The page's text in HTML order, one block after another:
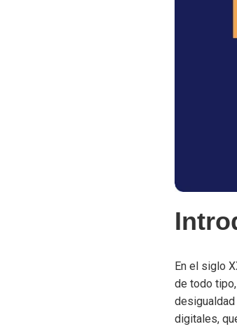
En el siglo
de todo
digitales,